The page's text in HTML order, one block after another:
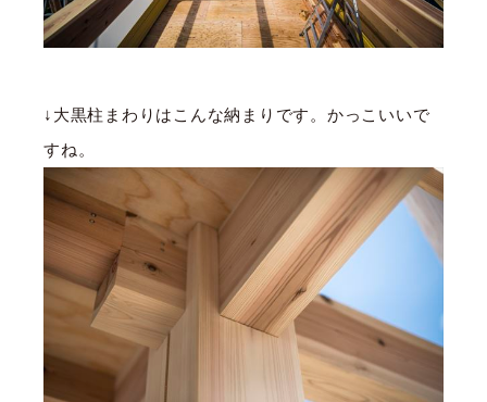
↓大黒柱まわりはこんな納まりです。かっこいいで
すね。